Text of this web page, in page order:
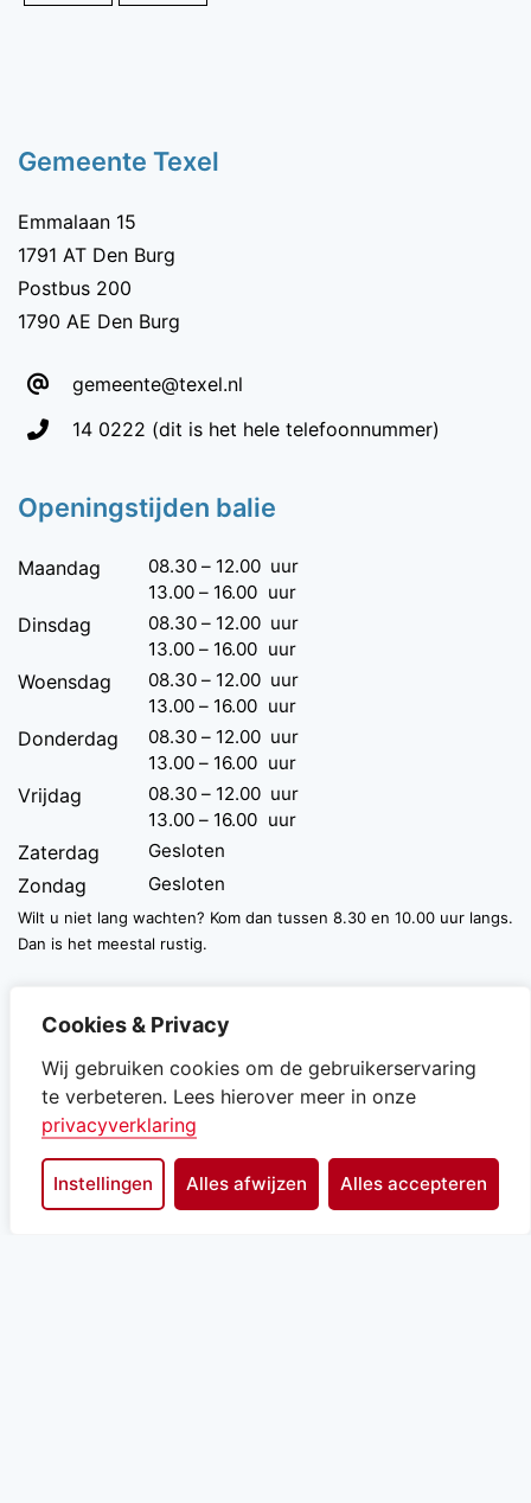
Cookies & Privacy
Wij gebruiken cookies om de gebruikerservaring
te verbeteren. Lees hierover meer in onze
privacyverklaring
Instellingen Alles afwijzen Alles accepteren
Gemeente Texel
Emmalaan 15
1791 AT Den Burg
Postbus 200
1790 AE Den Burg
gemeente@texel.nl
Telefoon:
14 0222 (dit is het hele telefoonnummer)
Openingstijden balie
Maandag 08.30 – 12.00 uur
13.00 – 16.00 uur
Dinsdag 08.30 – 12.00 uur
13.00 – 16.00 uur
Woensdag 08.30 – 12.00 uur
13.00 – 16.00 uur
Donderdag 08.30 – 12.00 uur
13.00 – 16.00 uur
Vrijdag 08.30 – 12.00 uur
13.00 – 16.00 uur
Zaterdag Gesloten
Zondag Gesloten
Wilt u niet lang wachten? Kom dan tussen 8.30 en 10.00 uur langs.
Dan is het meestal rustig.
Direct naar
Berichten over uw buurt
Archief
Privacyverklaring
Toegankelijkheid